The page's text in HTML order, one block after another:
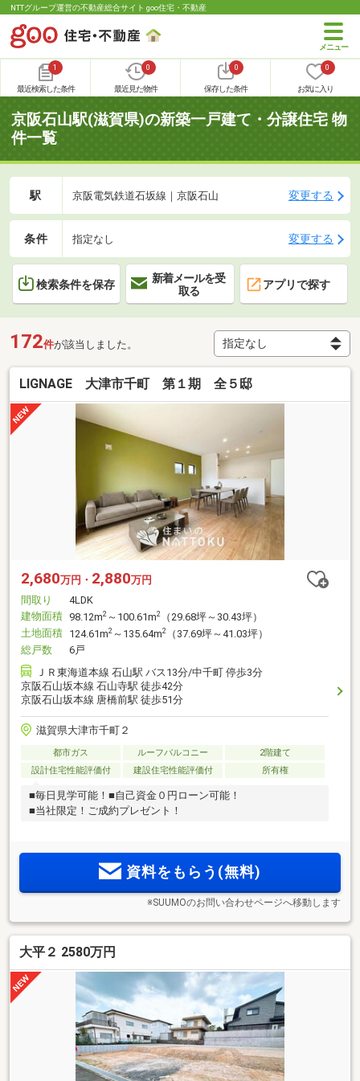
NTTグループ運営の不動産総合サイト goo住宅・不動産
1
最近検索した条件
0
最近見た物件
0
保存した条件
0
お気に入り
京阪石山駅(滋賀県)の新築一戸建て・分譲住宅 物
件一覧
駅 京阪電気鉄道石坂線｜京阪石山 変更する
条件 指定なし 変更する
検索条件を保存
新着メールを受
取る
アプリで探す
172件が該当しました。
LIGNAGE 大津市千町 第１期 全５邸
2,680万円・ 2,880万円
間取り
4LDK
建物面積 98.12m2 ～100.61m2
（29.68坪～30.43坪）
土地面積 124.61m2 ～135.64m2
（37.69坪～41.03坪）
総戸数
6戸
ＪＲ東海道本線 石山駅 バス13分/中千町 停歩3分
京阪石山坂本線 石山寺駅 徒歩42分
京阪石山坂本線 唐橋前駅 徒歩51分
滋賀県大津市千町２
都市ガス ルーフバルコニー
2階建て
設計住宅性能評価付
建設住宅性能評価付 所有権
■毎日見学可能！■自己資金０円ローン可能！
■当社限定！ご成約プレゼント！
資料をもらう(無料)
※SUUMOのお問い合わせページへ移動します
大平２ 2580万円